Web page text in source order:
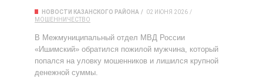
НОВОСТИ КАЗАНСКОГО РАЙОНА
02 ИЮНЯ 2026
МОШЕННИЧЕСТВО
В Межмуниципальный отдел МВД России
«Ишимский» обратился пожилой мужчина, который
попался на уловку мошенников и лишился крупной
денежной суммы.